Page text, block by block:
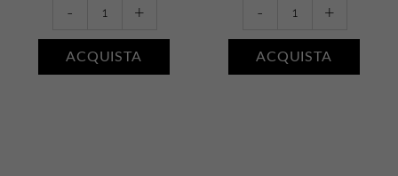
FIORI
- +
ACQUISTA
ACQUA
- +
ACQUISTA